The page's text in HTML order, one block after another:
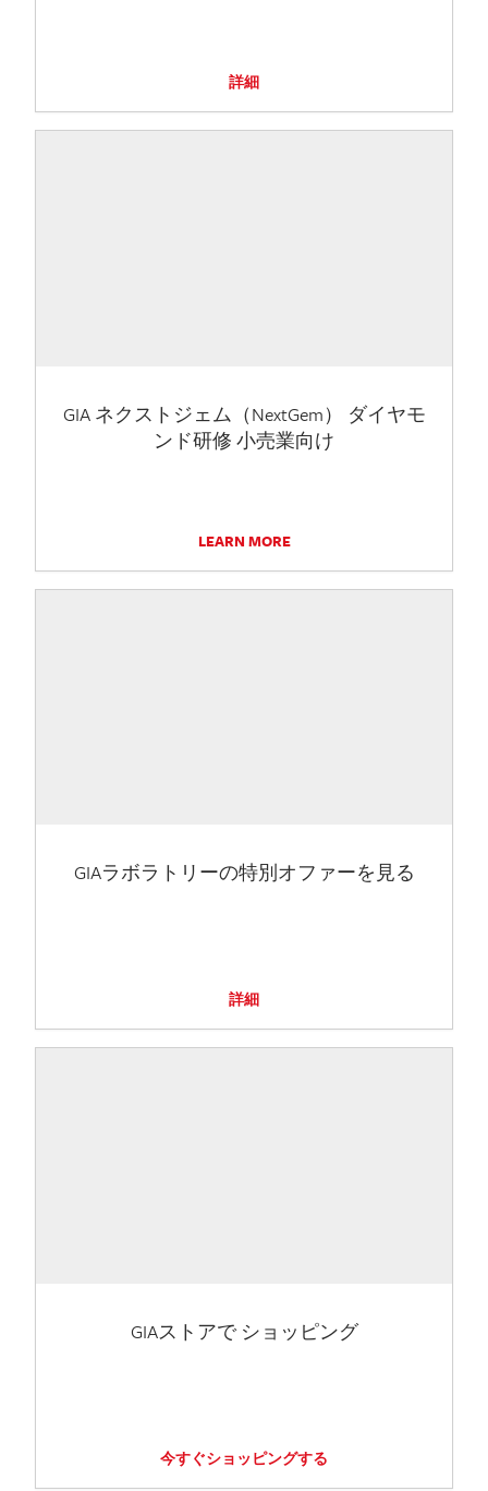
詳細
GIA ネクストジェム（NextGem） ダイヤモ
ンド研修 小売業向け
LEARN MORE
GIAラボラトリーの特別オファーを見る
詳細
GIAストアで ショッピング
今すぐショッピングする